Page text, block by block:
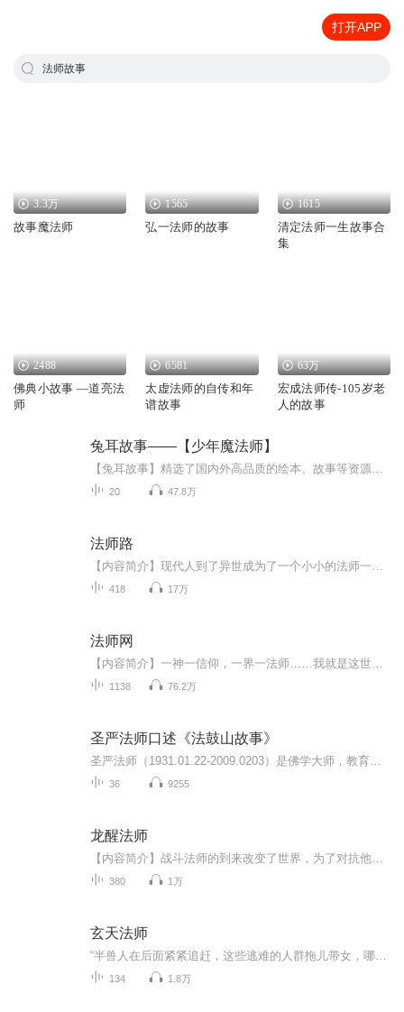
打开APP
法师故事
3.3万
故事魔法师
1565
弘一法师的故事
1615
清定法师一生故事合
集
2488
佛典小故事 —道亮法
师
6581
太虚法师的自传和年
谱故事
63万
宏成法师传-105岁老
人的故事
兔耳故事——【少年魔法师】
20 47.8万
法师路
418 17万
法师网
1138 76.2万
圣严法师口述《法鼓山故事》
36 9255
龙醒法师
380 1万
玄天法师
134 1.8万